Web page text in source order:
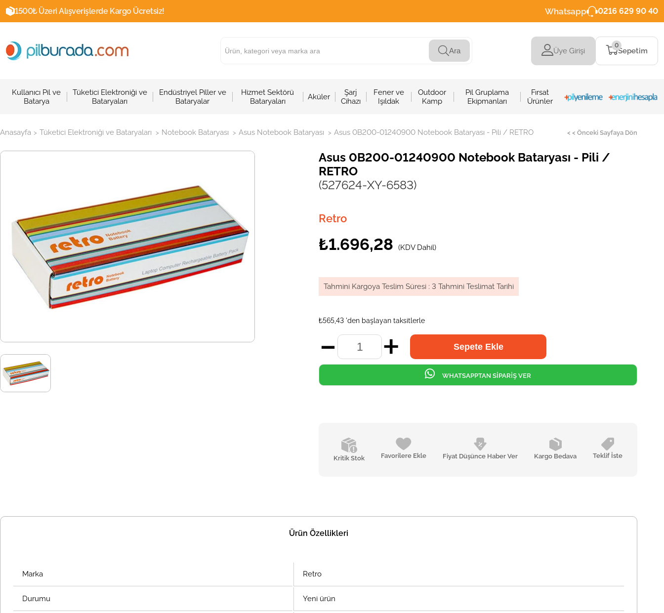
1500₺ Üzeri Alışverişlerde Kargo Ücretsiz! Whatsapp 0216 629 90 40
Ara Üye Girişi Sepetim
0
Kullanıcı Pil ve
Batarya
Tüketici Elektroniği ve
Bataryaları
Endüstriyel Piller ve
Bataryalar
Hizmet Sektörü
Bataryaları
Aküler
Şarj
Cihazı
Fener ve
Işıldak
Outdoor
Kamp
Pil Gruplama
Ekipmanları
Fırsat
Ürünler
Anasayfa > Tüketici Elektroniği ve Bataryaları > Notebook Bataryası > Asus Notebook Bataryası > Asus 0B200-01240900 Notebook Bataryası - Pili / RETRO < < Önceki Sayfaya Dön
Asus 0B200-01240900 Notebook Bataryası - Pili /
RETRO
(527624-XY-6583)
Retro
₺1.696,28 (KDV Dahil)
Tahmini Kargoya Teslim Süresi : 3 Tahmini Teslimat Tarihi
₺565,43 'den başlayan taksitlerle
Kritik Stok Favorilere Ekle Fiyat Düşünce Haber Ver Kargo Bedava Teklif İste
WHATSAPPTAN SİPARİŞ VER
Ürün Özellikleri
Marka Retro
Durumu Yeni ürün